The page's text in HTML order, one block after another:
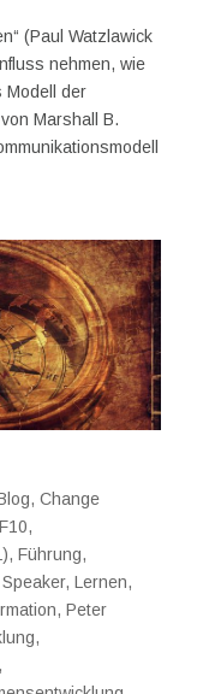
(Paul Watzlawick
nehmen, wie
Modell der
Marshall B.
, Change
,
, Führung,
, Lernen,
, Peter
,
,